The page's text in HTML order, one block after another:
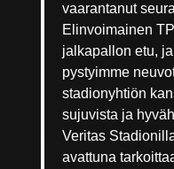
vaarantanut
Elinvoimainen
jalkapallon etu,
pystyimme
stadionyhtiön
sujuvista ja
Veritas
avattuna